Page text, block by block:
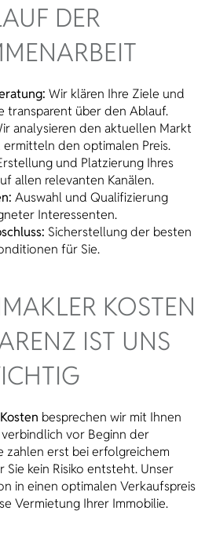
DER
Wir klären Ihre Ziele und
transparent über den Ablauf.
analysieren den aktuellen Markt
den optimalen Preis.
und Platzierung Ihres
allen relevanten Kanälen.
Auswahl und Qualifizierung
Interessenten.
Sicherstellung der besten
für Sie.
KOSTEN
IST UNS
besprechen wir mit Ihnen
vor Beginn der
zahlen erst bei erfolgreichem
Sie kein Risiko entsteht. Unser
in einen optimalen Verkaufspreis
Vermietung Ihrer Immobilie.